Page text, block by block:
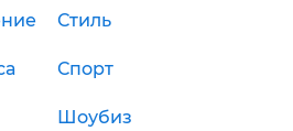
Стиль
Спорт
Шоубиз